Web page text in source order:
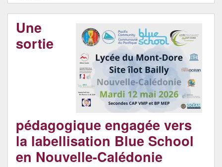
Les formations
Actions pédagogiques
Une
sortie
pédagogique engagée vers
la labellisation Blue School
en Nouvelle-Calédonie